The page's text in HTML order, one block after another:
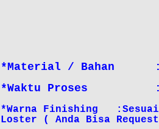
*Material / Bahan
*Waktu Proses :21
*Warna Finishing :Sesuai
Loster ( Anda